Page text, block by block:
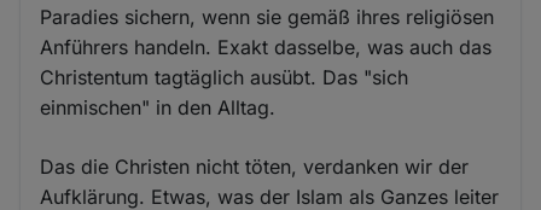
Paradies sichern, wenn sie gemäß ihres religiösen
Anführers handeln. Exakt dasselbe, was auch das
Christentum tagtäglich ausübt. Das "sich
einmischen" in den Alltag.
Das die Christen nicht töten, verdanken wir der
Aufklärung. Etwas, was der Islam als Ganzes leiter